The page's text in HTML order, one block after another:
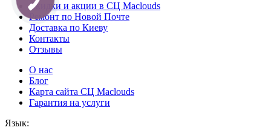
Скидки и акции в СЦ Maclouds
Ремонт по Новой Почте
Доставка по Киеву
Контакты
Отзывы
О нас
Блог
Карта сайта СЦ Maclouds
Гарантия на услуги
Язык: